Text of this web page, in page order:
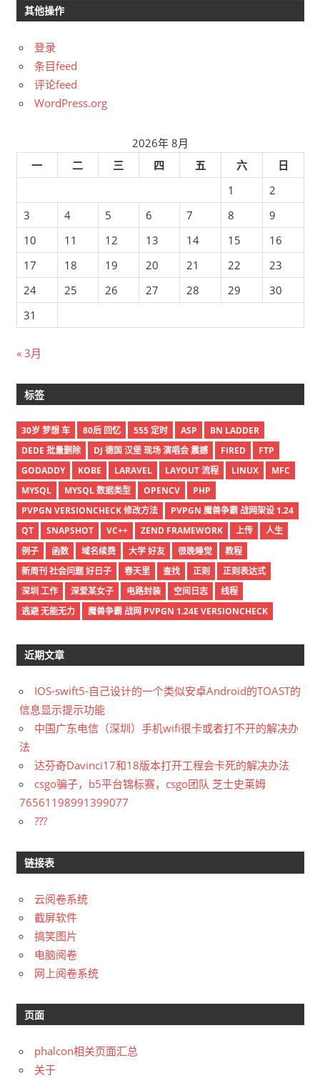
其他操作
登录
条目feed
评论feed
WordPress.org
2026年 8月
一
二 三 四 五 六
日
1
2
3
4 5 6 7 8
9
10
11 12 13 14 15
16
17
18 19 20 21 22
23
24
25 26 27 28 29
30
31
« 3月
标签
30岁 梦想 车 80后 回忆 555 定时 ASP
BN LADDER
DEDE 批量删除
DJ 德国 汉堡 现场 演唱会 震撼 FIRED
FTP
GODADDY
KOBE LARAVEL LAYOUT 流程 LINUX
MFC
MYSQL
MYSQL 数据类型 OPENCV
PHP
PVPGN VERSIONCHECK 修改方法
PVPGN 魔兽争霸 战网架设 1.24
QT
SNAPSHOT VC++ ZEND FRAMEWORK 上传
人生
例子
函数 域名续费 大学 好友 很晚睡觉
教程
新周刊 社会问题 好日子
春天里 查找 正则
正则表达式
深圳 工作
深爱某女子 电路封装 空间日志
线程
逃避 无能无力
魔兽争霸 战网 PVPGN 1.24E VERSIONCHECK
近期文章
IOS-swift5-自己设计的一个类似安卓Android的TOAST的
信息显示提示功能
中国广东电信（深圳）手机wifi很卡或者打不开的解决办
法
达芬奇Davinci17和18版本打开工程会卡死的解决办法
csgo骗子，b5平台锦标赛，csgo团队 芝士史莱姆
76561198991399077
???
链接表
云阅卷系统
截屏软件
搞笑图片
电脑阅卷
网上阅卷系统
页面
phalcon相关页面汇总
关于